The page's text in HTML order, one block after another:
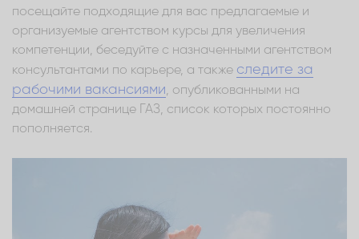
посещайте подходящие для вас предлагаемые и
организуемые агентством курсы для увеличения
компетенции, беседуйте с назначенными агентством
консультантами по карьере, а также следите за
рабочими вакансиями, опубликованными на
домашней странице ГАЗ, список которых постоянно
пополняется.